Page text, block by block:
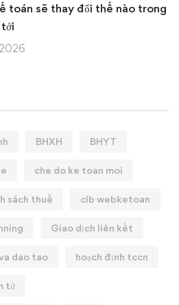
toán sẽ thay đổi thế nào trong
BHXH BHYT
che do ke toan moi
sách thuế clb webketoan
Giao dịch liên kết
dao tao hoạch định tccn
tử